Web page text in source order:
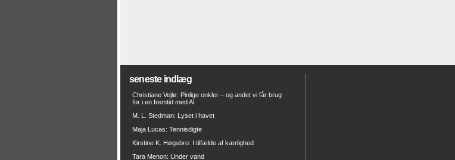
seneste indlæg
Christiane Vejlø: Pinlige onkler – og andet vi får brug
for i en fremtid med AI
M. L. Stedman: Lyset i havet
Maja Lucas: Tennisdigte
Kirstine K. Høgsbro: I tilfælde af kærlighed
Tara Menon: Under vand